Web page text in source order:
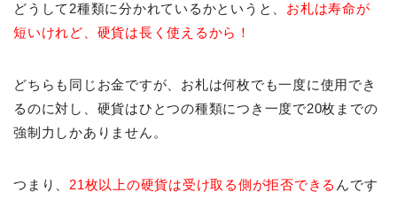
どうして2種類に分かれているかというと、 お札は寿命が
短いけれど、硬貨は長く使えるから！
どちらも同じお金ですが、お札は何枚でも一度に使用でき
るのに対し、硬貨はひとつの種類につき一度で20枚までの
強制力しかありません。
つまり、 21枚以上の硬貨は受け取る側が拒否できる んです